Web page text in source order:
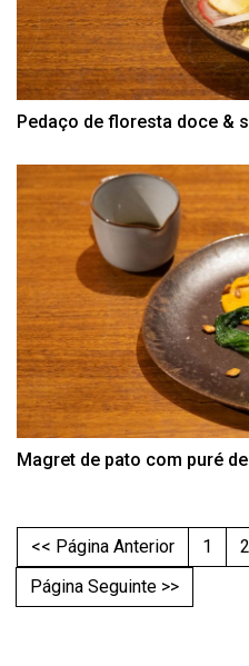
Pedaço de floresta doce &
Magret de pato com puré
<< Página Anterior 1 2
Página Seguinte >>